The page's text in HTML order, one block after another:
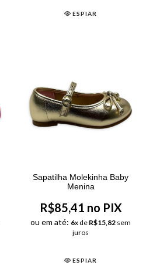
ESPIAR
Sapatilha Molekinha Baby
Menina
R$85,41 no PIX
ou em até: 6x de R$15,82 sem
juros
ESPIAR